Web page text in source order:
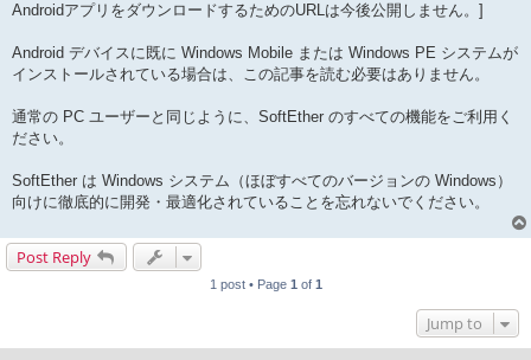
AndroidアプリをダウンロードするためのURLは今後公開しません。]
Android デバイスに既に Windows Mobile または Windows PE システムが
インストールされている場合は、この記事を読む必要はありません。
通常の PC ユーザーと同じように、SoftEther のすべての機能をご利用く
ださい。
SoftEther は Windows システム（ほぼすべてのバージョンの Windows）
向けに徹底的に開発・最適化されていることを忘れないでください。
Post Reply
1 post • Page 1 of 1
Jump to